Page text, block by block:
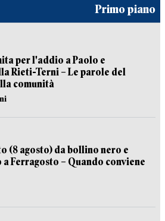
Primo piano
per l'addio a Paolo e
Rieti-Terni – Le parole del
comunità
(8 agosto) da bollino nero e
Ferragosto – Quando conviene